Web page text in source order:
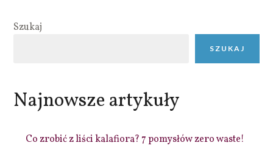
Szukaj
SZUKAJ
Najnowsze artykuły
Co zrobić z liści kalafiora? 7 pomysłów zero waste!